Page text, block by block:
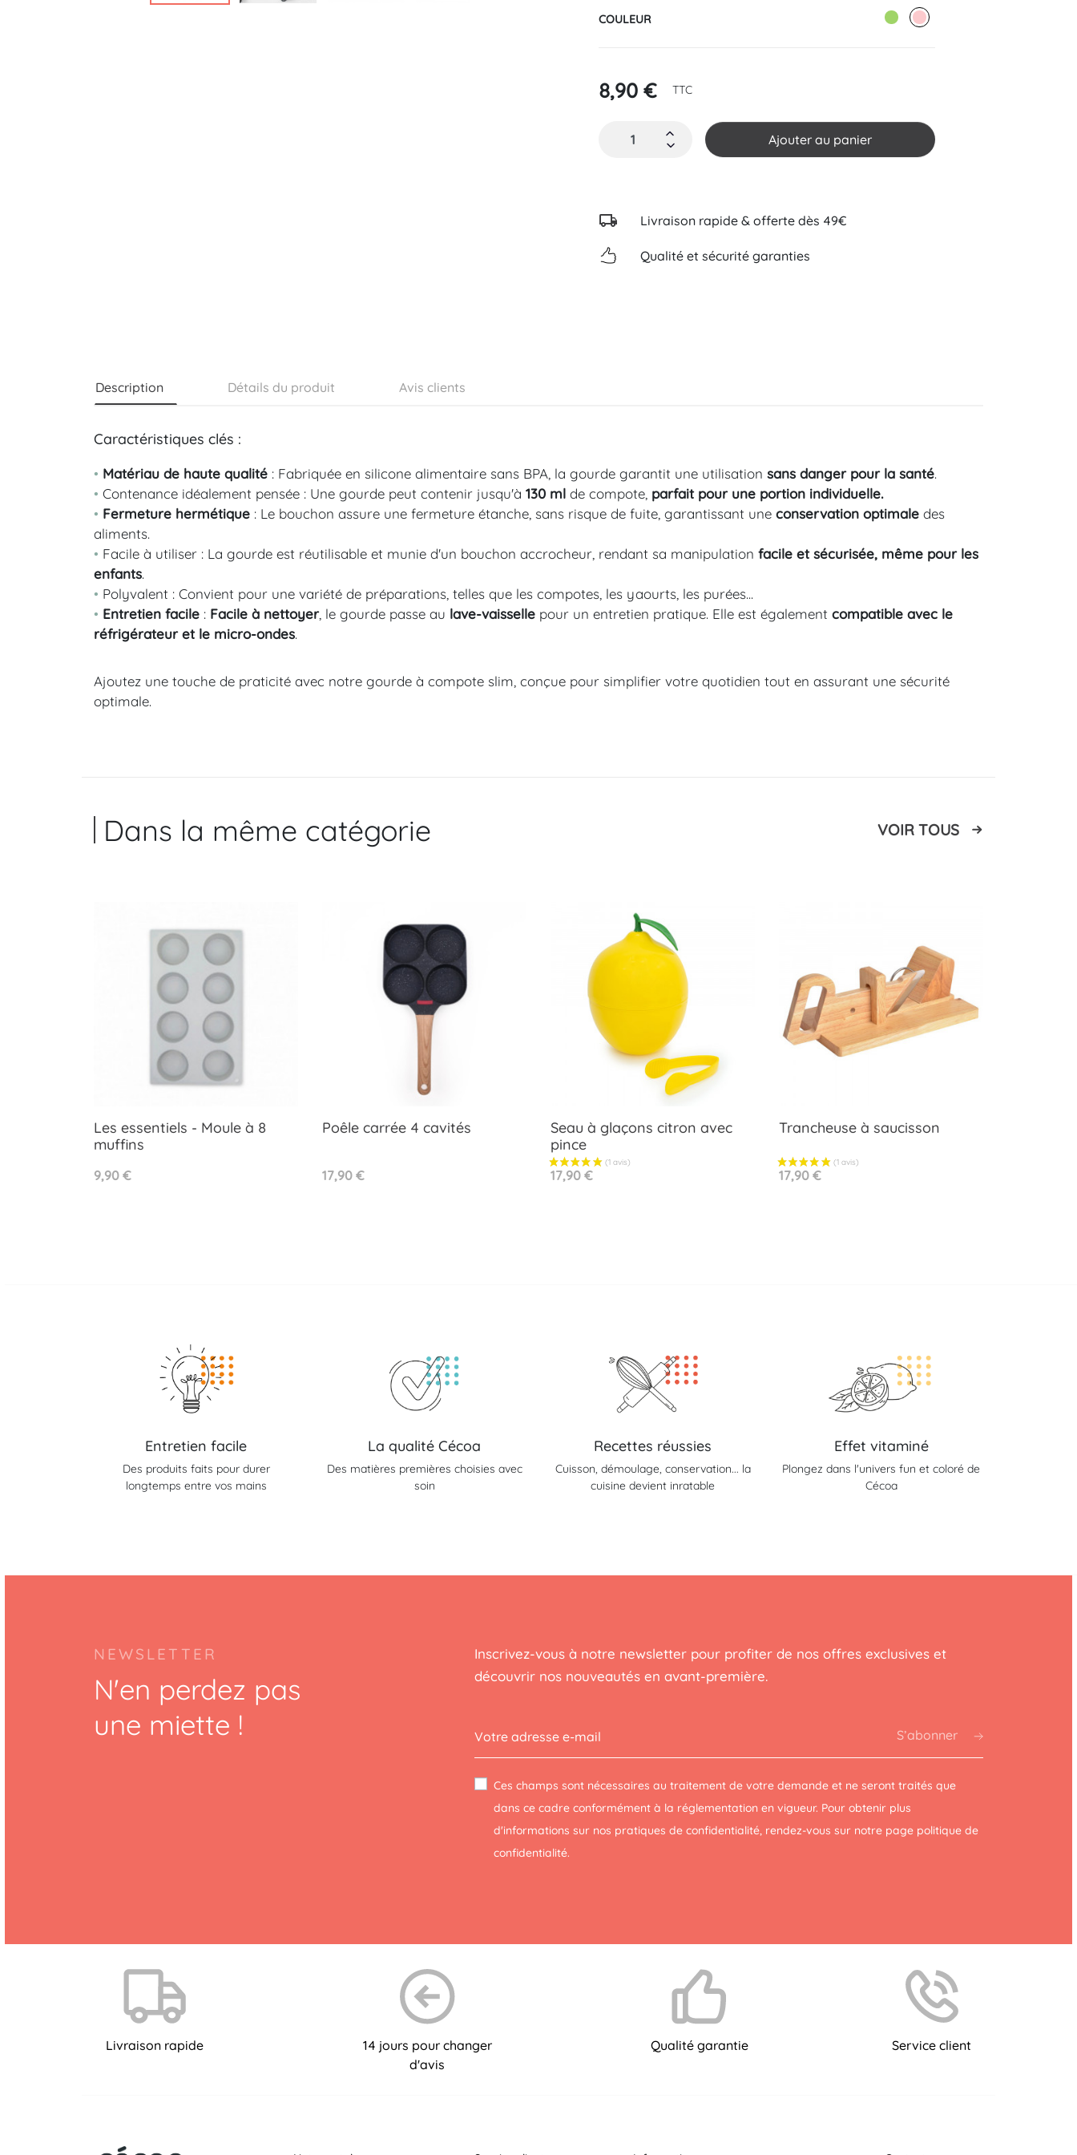
COULEUR VERTROSE
8,90 € TTC
Ajouter au panier
Livraison rapide & offerte dès 49€
Qualité et sécurité garanties
Description Détails du produit Avis clients
Caractéristiques clés :
• Matériau de haute qualité : Fabriquée en silicone alimentaire sans BPA, la gourde garantit une utilisation sans danger pour la santé.
• Contenance idéalement pensée : Une gourde peut contenir jusqu'à 130 ml de compote, parfait pour une portion individuelle.
• Fermeture hermétique : Le bouchon assure une fermeture étanche, sans risque de fuite, garantissant une conservation optimale des
aliments.
• Facile à utiliser : La gourde est réutilisable et munie d'un bouchon accrocheur, rendant sa manipulation facile et sécurisée, même pour les
enfants.
• Polyvalent : Convient pour une variété de préparations, telles que les compotes, les yaourts, les purées...
• Entretien facile : Facile à nettoyer, le gourde passe au lave-vaisselle pour un entretien pratique. Elle est également compatible avec le
réfrigérateur et le micro-ondes.
Ajoutez une touche de praticité avec notre gourde à compote slim, conçue pour simplifier votre quotidien tout en assurant une sécurité
optimale.
Dans la même catégorie VOIR TOUS
Les essentiels - Moule à 8
muffins
Prix
9,90 €
Poêle carrée 4 cavités
Prix
17,90 €
Aperçu rapide
Seau à glaçons citron avec
pince
Prix
17,90 €
Aperçu rapide
Trancheuse à saucisson
Prix
17,90 €
Entretien facile
Des produits faits pour durer
longtemps entre vos mains
La qualité Cécoa
Des matières premières choisies avec
soin
Recettes réussies
Cuisson, démoulage, conservation... la
cuisine devient inratable
Effet vitaminé
Plongez dans l'univers fun et coloré de
Cécoa
NEWSLETTER
N'en perdez pas
une miette !
Inscrivez-vous à notre newsletter pour profiter de nos offres exclusives et
découvrir nos nouveautés en avant-première.
S’abonner
Ces champs sont nécessaires au traitement de votre demande et ne seront traités que
dans ce cadre conformément à la réglementation en vigueur. Pour obtenir plus
d'informations sur nos pratiques de confidentialité, rendez-vous sur notre page politique de
confidentialité.
Livraison rapide
14 jours pour changer
d'avis
Qualité garantie Service client